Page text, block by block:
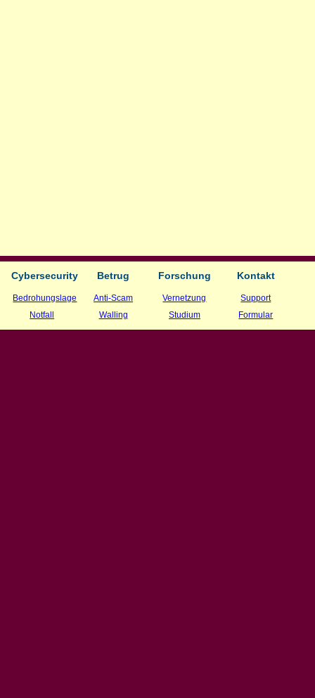
Cybersecurity
Bedrohungslage
Notfall
Betrug
Anti-Scam
Walling
Forschung
Vernetzung
Studium
Kontakt
Support
Formular